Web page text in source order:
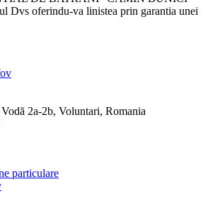
Dvs oferindu-va linistea prin garantia unei
2a-2b, Voluntari, Romania
particulare